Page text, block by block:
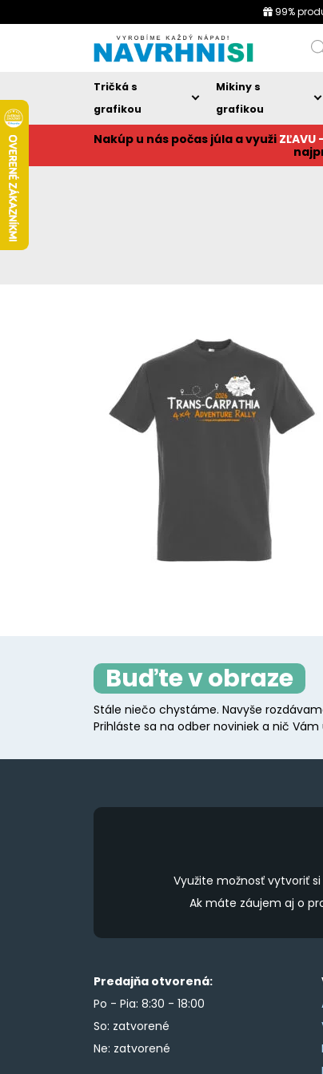
99%
Tričká s
grafikou
Mikiny s
grafikou
Nakúp u nás počas júla a využi ZĽAVU
Buďte v obraze
Stále niečo chystáme. Navyše
Prihláste sa na odber noviniek a nič Vám
Využite možnosť vytvoriť
Ak máte záujem aj o
Predajňa otvorená:
Po - Pia: 8:30 - 18:00
So: zatvorené
Ne: zatvorené